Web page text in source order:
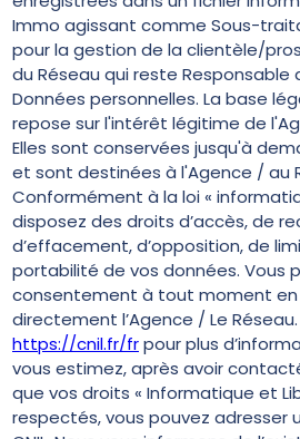
Immo agissant comme Sous-
pour la gestion de la clientèle/
du Réseau qui reste
Données personnelles. La base
repose sur l'intérêt légitime de
Elles sont conservées jusqu'à
et sont destinées à l'Agence / au
Conformément à la loi «
disposez des droits d’accès, de
d’effacement, d’opposition, de
portabilité de vos données. Vous
consentement à tout moment
directement l’Agence / Le
https://cnil.fr/frpour plus
vous estimez, après avoir
que vos droits « Informatique et
respectés, vous pouvez adresser